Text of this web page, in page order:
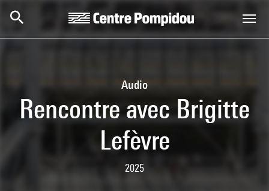
Audio
Rencontre avec Brigitte
Lefèvre
2025